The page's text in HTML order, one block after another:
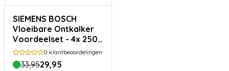
SIEMENS BOSCH
Vloeibare Ontkalker
Voordeelset - 4x 250
ml
0 klantbeoordelingen
33,9529,95